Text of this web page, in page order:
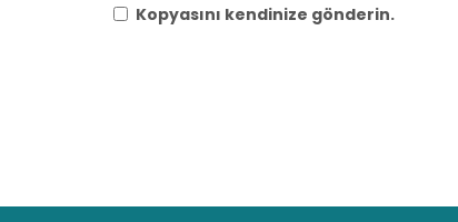
Kopyasını kendinize gönderin.